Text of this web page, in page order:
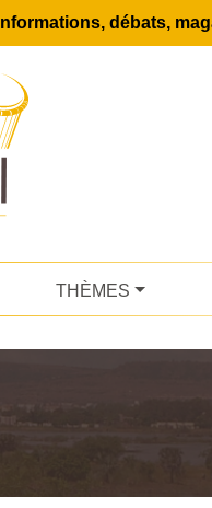
Informations, débats,
THÈMES